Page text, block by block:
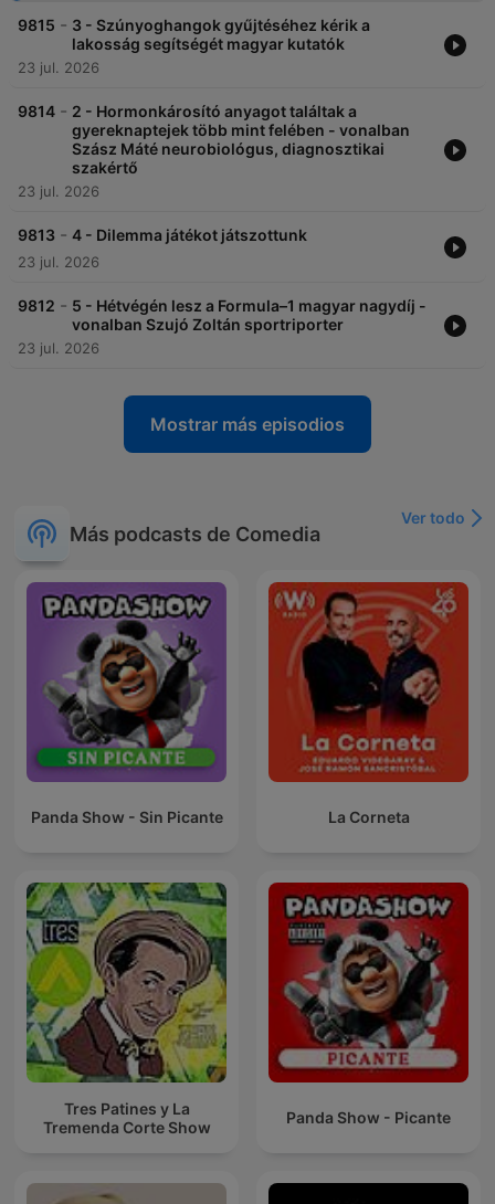
9815 - 3 - Szúnyoghangok gyűjtéséhez kérik a
lakosság segítségét magyar kutatók
23 jul. 2026
9814 - 2 - Hormonkárosító anyagot találtak a
gyereknaptejek több mint felében - vonalban
Szász Máté neurobiológus, diagnosztikai
szakértő
23 jul. 2026
9813 - 4 - Dilemma játékot játszottunk
23 jul. 2026
9812 - 5 - Hétvégén lesz a Formula–1 magyar nagydíj -
vonalban Szujó Zoltán sportriporter
23 jul. 2026
Mostrar más episodios
Más podcasts de Comedia
Ver todo
Panda Show - Sin Picante La Corneta
Tres Patines y La
Tremenda Corte Show
Panda Show - Picante